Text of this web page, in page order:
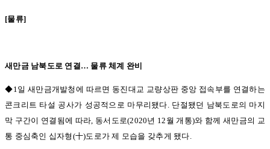
[물류]
새만금 남북도로 연결… 물류 체계 완비
◆1일 새만금개발청에 따르면 동진대교 교량상판 중앙 접속부를 연결하는
콘크리트 타설 공사가 성공적으로 마무리됐다. 단절됐던 남북도로의 마지
막 구간이 연결됨에 따라, 동서도로(2020년 12 월 개통)와 함께 새만금의 교
통 중심축인 십자형 (十)도로가 제 모습을 갖추게 됐다.